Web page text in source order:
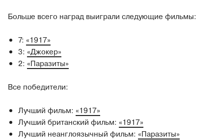
Больше всего наград выиграли следующие фильмы:
7: «1917»
3: «Джокер»
2: «Паразиты»
Все победители:
Лучший фильм: «1917»
Лучший британский фильм: «1917»
Лучший неанглоязычный фильм: «Паразиты»